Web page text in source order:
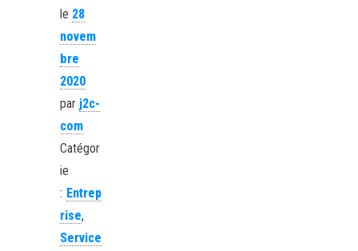
le 28
novem
bre
2020
par j2c-
com
Catégor
ie
: Entrep
rise,
Service